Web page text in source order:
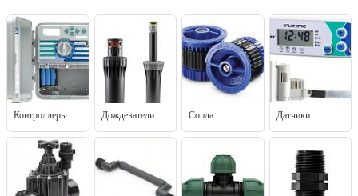
Контроллеры Дождеватели Сопла Датчики